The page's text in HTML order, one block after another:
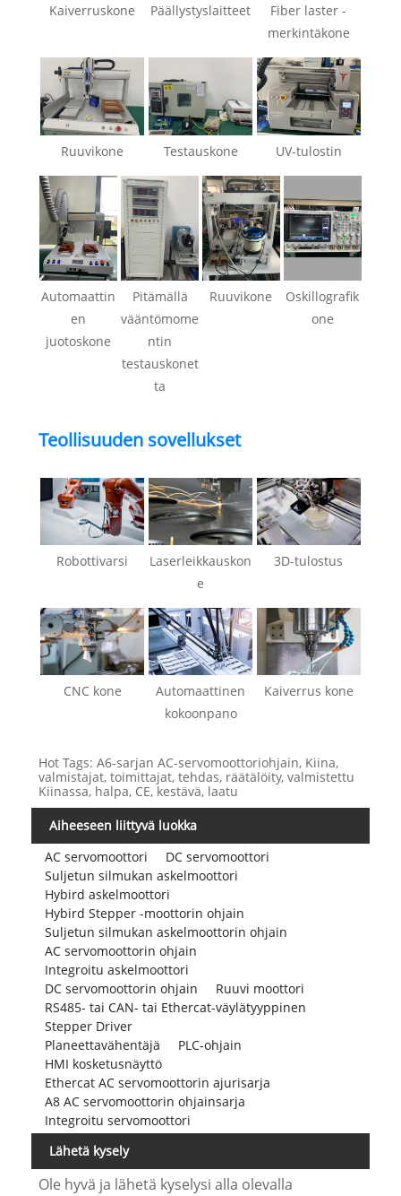
Kaiverruskone Päällystyslaitteet
Fiber laster -
merkintäkone
Ruuvikone Testauskone UV-tulostin
Automaattin
en
juotoskone
Pitämällä
vääntömome
ntin
testauskonet
ta
Ruuvikone
Oskillografik
one
Teollisuuden sovellukset
Robottivarsi
Laserleikkauskon
e
3D-tulostus
CNC kone
Automaattinen
kokoonpano
Kaiverrus kone
Hot Tags: A6-sarjan AC-servomoottoriohjain, Kiina,
valmistajat, toimittajat, tehdas, räätälöity, valmistettu
Kiinassa, halpa, CE, kestävä, laatu
Aiheeseen liittyvä luokka
AC servomoottori
DC servomoottori
Suljetun silmukan askelmoottori
Hybird askelmoottori
Hybird Stepper -moottorin ohjain
Suljetun silmukan askelmoottorin ohjain
AC servomoottorin ohjain
Integroitu askelmoottori
DC servomoottorin ohjain
Ruuvi moottori
RS485- tai CAN- tai Ethercat-väylätyyppinen
Stepper Driver
Planeettavähentäjä
PLC-ohjain
HMI kosketusnäyttö
Ethercat AC servomoottorin ajurisarja
A8 AC servomoottorin ohjainsarja
Integroitu servomoottori
Lähetä kysely
Ole hyvä ja lähetä kyselysi alla olevalla